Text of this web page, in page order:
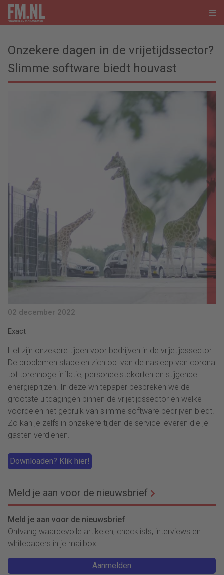
Onzekere dagen in de vrijetijdssector?
Slimme software biedt houvast
02 december 2022
Exact
Het zijn onzekere tijden voor bedrijven in de vrijetijdssector.
De problemen stapelen zich op: van de nasleep van corona
tot torenhoge inflatie, personeelstekorten en stijgende
energieprijzen. In deze whitepaper bespreken we de
grootste uitdagingen binnen de vrijetijdssector en welke
voordelen het gebruik van slimme software bedrijven biedt.
Zo kan je zelfs in onzekere tijden de service leveren die je
gasten verdienen.
Downloaden? Klik hier!
Meld je aan voor de nieuwsbrief
Meld je aan voor de nieuwsbrief
Ontvang waardevolle artikelen, checklists, interviews en
whitepapers in je mailbox.
Aanmelden